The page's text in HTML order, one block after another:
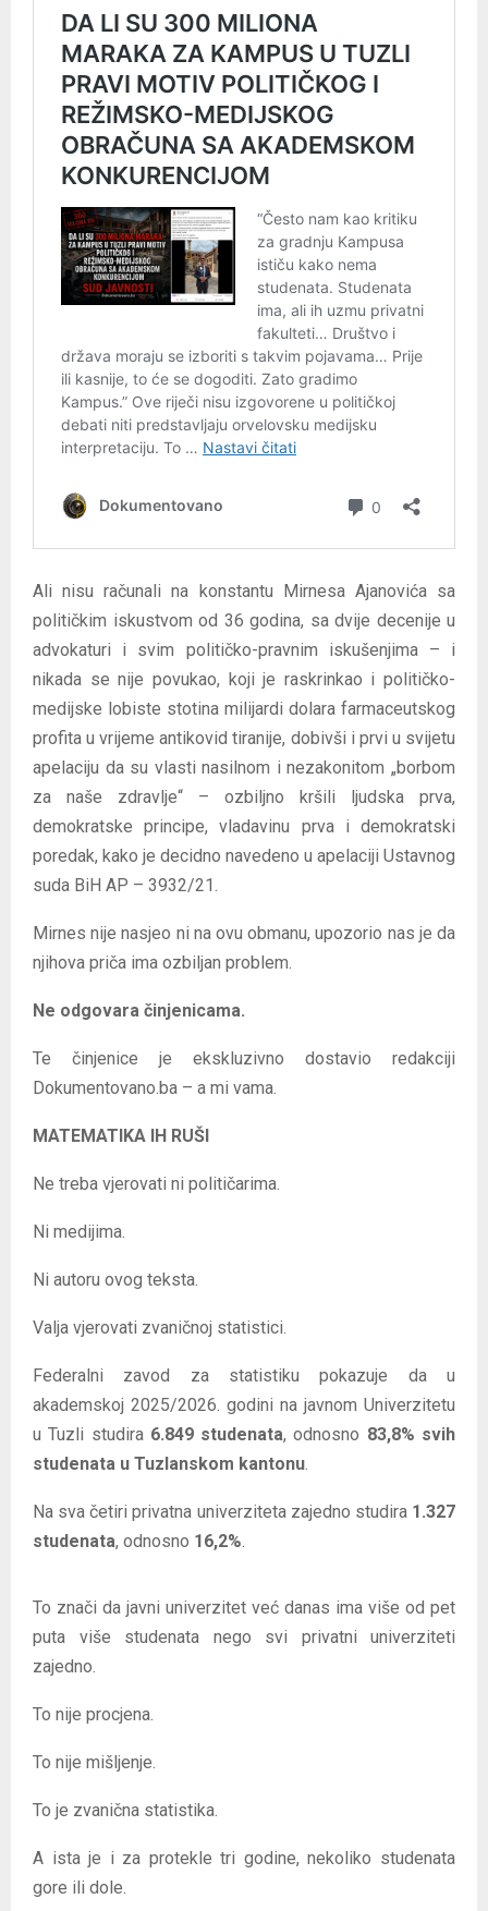
Ali nisu računali na konstantu Mirnesa Ajanovića sa
političkim iskustvom od 36 godina, sa dvije decenije u
advokaturi i svim političko-pravnim iskušenjima – i
nikada se nije povukao, koji je raskrinkao i političko-
medijske lobiste stotina milijardi dolara farmaceutskog
profita u vrijeme antikovid tiranije, dobivši i prvi u svijetu
apelaciju da su vlasti nasilnom i nezakonitom „borbom
za naše zdravlje“ – ozbiljno kršili ljudska prva,
demokratske principe, vladavinu prva i demokratski
poredak, kako je decidno navedeno u apelaciji Ustavnog
suda BiH AP – 3932/21.
Mirnes nije nasjeo ni na ovu obmanu, upozorio nas je da
njihova priča ima ozbiljan problem.
Ne odgovara činjenicama.
Te činjenice je ekskluzivno dostavio redakciji
Dokumentovano.ba – a mi vama.
MATEMATIKA IH RUŠI
Ne treba vjerovati ni političarima.
Ni medijima.
Ni autoru ovog teksta.
Valja vjerovati zvaničnoj statistici.
Federalni zavod za statistiku pokazuje da u
akademskoj 2025/2026. godini na javnom Univerzitetu
u Tuzli studira 6.849 studenata, odnosno 83,8% svih
studenata u Tuzlanskom kantonu.
Na sva četiri privatna univerziteta zajedno studira 1.327
studenata, odnosno 16,2%.
To znači da javni univerzitet već danas ima više od pet
puta više studenata nego svi privatni univerziteti
zajedno.
To nije procjena.
To nije mišljenje.
To je zvanična statistika.
A ista je i za protekle tri godine, nekoliko studenata
gore ili dole.